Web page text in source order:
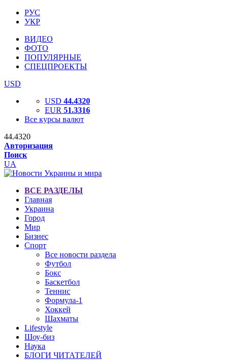
РУС
УКР
ВИДЕО
ФОТО
ПОПУЛЯРНЫЕ
СПЕЦПРОЕКТЫ
USD
USD 44.4320
EUR 51.3316
Все курсы валют
44.4320
Авторизация
Поиск
UA
ВСЕ РАЗДЕЛЫ
Главная
Украина
Город
Мир
Бизнес
Спорт
Все новости раздела
Футбол
Бокс
Баскетбол
Теннис
Формула-1
Хоккей
Шахматы
Lifestyle
Шоу-биз
Наука
БЛОГИ ЧИТАТЕЛЕЙ